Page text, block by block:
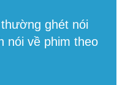
ghét nói
nói về phim theo